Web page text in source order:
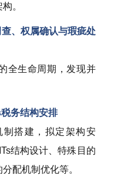
。
、权属确认与瑕疵处
全生命周期，发现并
务结构安排
搭建，拟定架构安
结构设计、特殊目的
配机制优化等。